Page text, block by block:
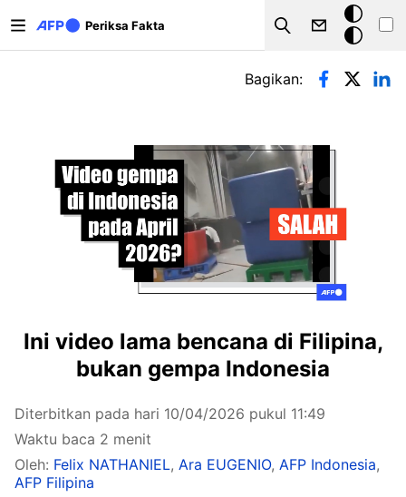
Periksa Fakta
Search
Mode
gelap
Tab primer
Bagikan:
Ini video lama bencana di Filipina,
bukan gempa Indonesia
Diterbitkan pada hari 10/04/2026 pukul 11:49
Waktu baca 2 menit
Oleh: Felix NATHANIEL, Ara EUGENIO, AFP Indonesia,
AFP Filipina